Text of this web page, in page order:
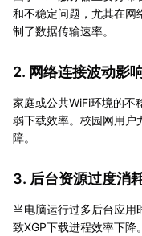
和不稳定问题，尤其在网
制了数据传输速率。
2. 网络连接波动影
家庭或公共WiFi环境的不
弱下载效率。校园网用户
障。
3. 后台资源过度消
当电脑运行过多后台应用
致XGP下载进程效率下降